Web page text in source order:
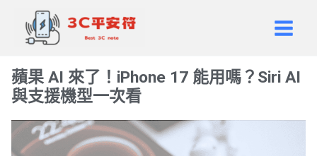
Main
蘋果 AI 來了！iPhone 17 能用嗎？Siri AI
與支援機型一次看